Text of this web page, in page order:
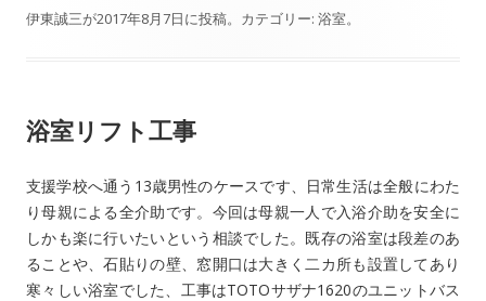
伊東誠三が2017年8月7日に投稿。カテゴリー: 浴室。
浴室リフト工事
支援学校へ通う13歳男性のケースです、日常生活は全般にわた
り母親による全介助です。今回は母親一人で入浴介助を安全に
しかも楽に行いたいという相談でした。既存の浴室は段差のあ
ることや、石貼りの壁、窓開口は大きく二カ所も設置してあり
寒々しい浴室でした、工事はTOTOサザナ1620のユニットバス